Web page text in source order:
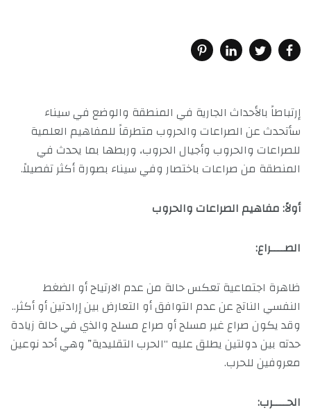
إرتباطاً بالأحداث الجارية في المنطقة والوضع في سيناء
سأتحدث عن الصراعات والحروب متطرقاً للمفاهيم العلمية
للصراعات والحروب وأجيال الحروب، وربطها بما يحدث في
المنطقة من صراعات باختصار وفي سيناء بصورة أكثر تفصيلاً.
أولاً: مفاهيم الصراعات والحروب
الصــــراع:
ظاهرة اجتماعية تعكس حالة من عدم الارتياح أو الضغط
النفسي الناتج عن عدم التوافق أو التعارض بين إرادتين أو أكثر..
وقد يكون صراع غير مسلح أو صراع مسلح والذي في حالة زيادة
حدته بين دولتين يطلق عليه “الحرب التقليدية” وهي أحد نوعين
معروفين للحرب.
الحــــرب: